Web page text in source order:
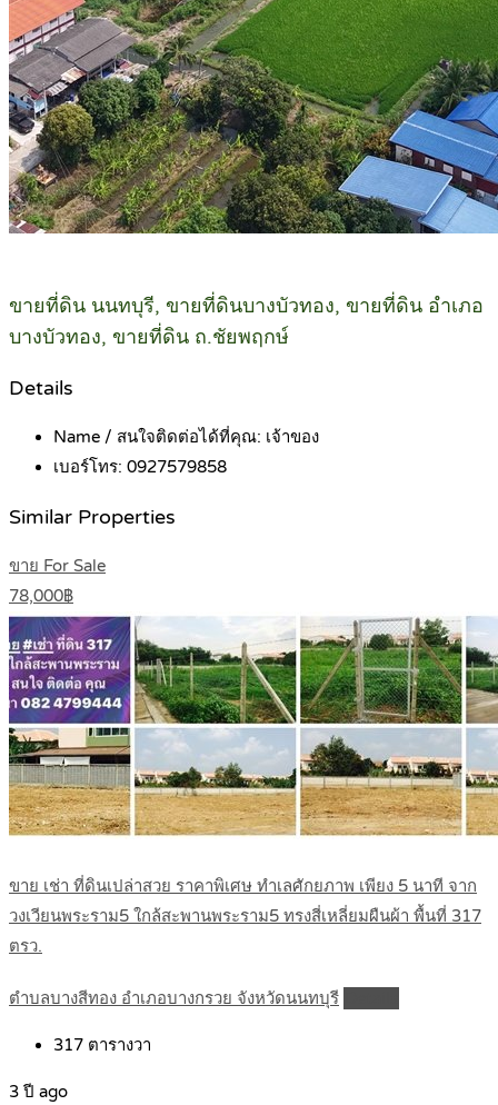
ขายที่ดิน นนทบุรี, ขายที่ดินบางบัวทอง, ขายที่ดิน อำเภอ
บางบัวทอง, ขายที่ดิน ถ.ชัยพฤกษ์
Details
Name / สนใจติดต่อได้ที่คุณ: เจ้าของ
เบอร์โทร: 0927579858
Similar Properties
ขาย For Sale
78,000฿
ขาย เช่า ที่ดินเปล่าสวย ราคาพิเศษ ทําเลศักยภาพ เพียง 5 นาที จาก
วงเวียนพระราม5 ใกล้สะพานพระราม5 ทรงสี่เหลี่ยมผืนผ้า พื้นที่ 317
ตรว.
ตำบลบางสีทอง อำเภอบางกรวย จังหวัดนนทบุรี
317 ตารางวา
3 ปี ago